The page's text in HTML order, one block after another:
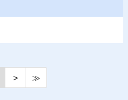
> ≫